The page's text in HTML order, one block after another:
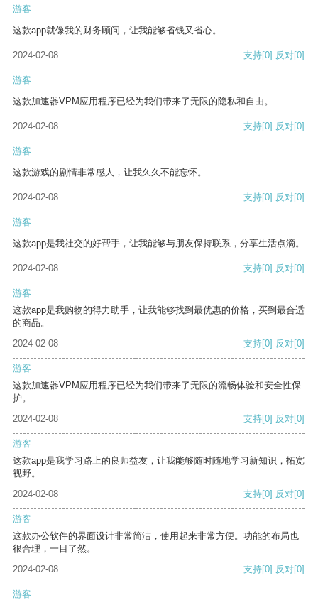
游客
这款app就像我的财务顾问，让我能够省钱又省心。
2024-02-08 支持[0] 反对[0]
游客
这款加速器VPM应用程序已经为我们带来了无限的隐私和自由。
2024-02-08 支持[0] 反对[0]
游客
这款游戏的剧情非常感人，让我久久不能忘怀。
2024-02-08 支持[0] 反对[0]
游客
这款app是我社交的好帮手，让我能够与朋友保持联系，分享生活点滴。
2024-02-08 支持[0] 反对[0]
游客
这款app是我购物的得力助手，让我能够找到最优惠的价格，买到最合适
的商品。
2024-02-08
支持[0] 反对[0]
游客
这款加速器VPM应用程序已经为我们带来了无限的流畅体验和安全性保
护。
2024-02-08
支持[0] 反对[0]
游客
这款app是我学习路上的良师益友，让我能够随时随地学习新知识，拓宽
视野。
2024-02-08
支持[0] 反对[0]
游客
这款办公软件的界面设计非常简洁，使用起来非常方便。功能的布局也
很合理，一目了然。
2024-02-08
支持[0] 反对[0]
游客